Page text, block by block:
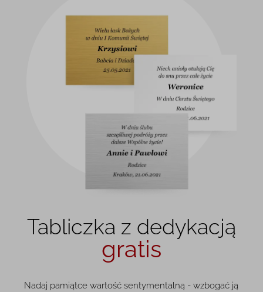
Tabliczka z dedykacją
gratis
Nadaj pamiątce wartość sentymentalną - wzbogać ją